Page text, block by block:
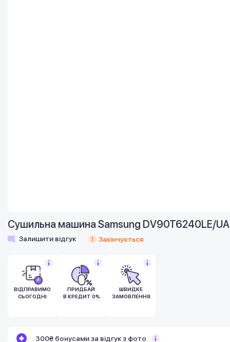
Сушильна машина Samsung DV90T6240LE/UA
Залишити відгук Закінчується
ВІДПРАВИМО
СЬОГОДНІ
ПРИДБАЙ
В КРЕДИТ 0%
ШВИДКЕ
ЗАМОВЛЕННЯ
300₴ бонусами за відгук з фото
після покупки.